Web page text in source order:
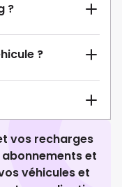
?
?
vos recharges
et
véhicules et